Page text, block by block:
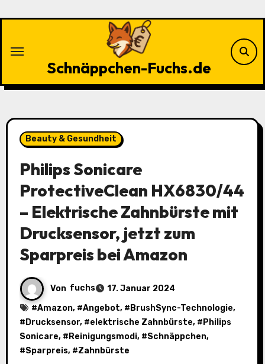
Schnäppchen-Fuchs.de
Beauty & Gesundheit
Philips Sonicare
ProtectiveClean HX6830/44
– Elektrische Zahnbürste mit
Drucksensor, jetzt zum
Sparpreis bei Amazon
Von fuchs
17. Januar 2024
#Amazon, #Angebot, # BrushSync-Technologie,
# Drucksensor, #elektrische Zahnbürste, # Philips
Sonicare, # Reinigungsmodi, #Schnäppchen,
#Sparpreis, #Zahnbürste